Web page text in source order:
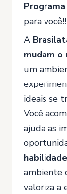
para você!!
A
mudam o
um
ideais se
Você
ajuda as
ambiente
valoriza a